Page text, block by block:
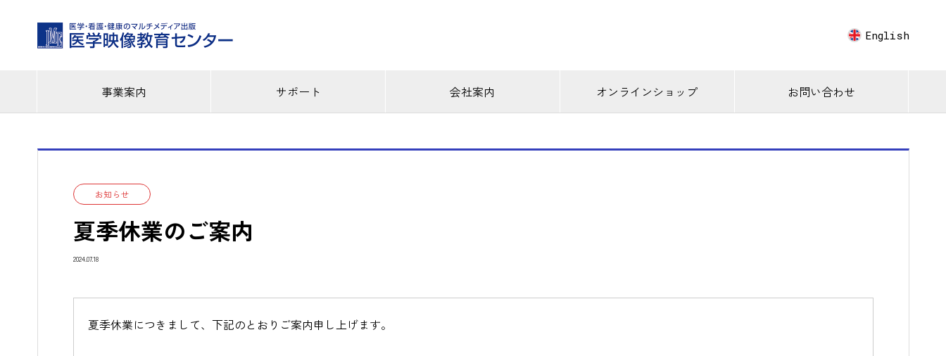
English
事業案内 サポート 会社案内 オンラインショップ お問い合わせ
お知らせ
夏季休業のご案内
2024.07.18
夏季休業につきまして、下記のとおりご案内申し上げます。